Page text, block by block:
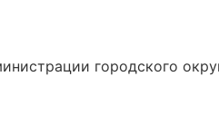
городского